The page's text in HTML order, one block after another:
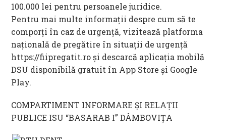
100.000 lei pentru persoanele juridice.
Pentru mai multe informații despre cum să te
comporți în caz de urgență, vizitează platforma
națională de pregătire în situații de urgență
https://fiipregatit.ro și descarcă aplicația mobilă
DSU disponibilă gratuit în App Store și Google
Play.
COMPARTIMENT INFORMARE ȘI RELAȚII
PUBLICE ISU “BASARAB I” DÂMBOVIŢA